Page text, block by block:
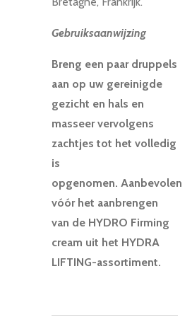
Gebruiksaanwijzing
Breng een paar druppels
aan op uw gereinigde
gezicht en hals en
masseer vervolgens
zachtjes tot het volledig
is
opgenomen. Aanbevolen
vóór het aanbrengen
van de HYDRO Firming
cream uit het HYDRA
LIFTING-assortiment.